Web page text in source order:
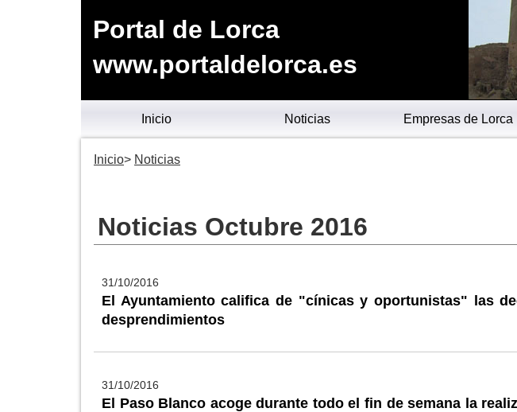
Portal de Lorca
www.portaldelorca.es
Inicio Noticias Empresas de Lorca
Inicio Noticias
Noticias Octubre 2016
31/10/2016
El Ayuntamiento califica de "cínicas y oportunistas" las
desprendimientos
31/10/2016
El Paso Blanco acoge durante todo el fin de semana la